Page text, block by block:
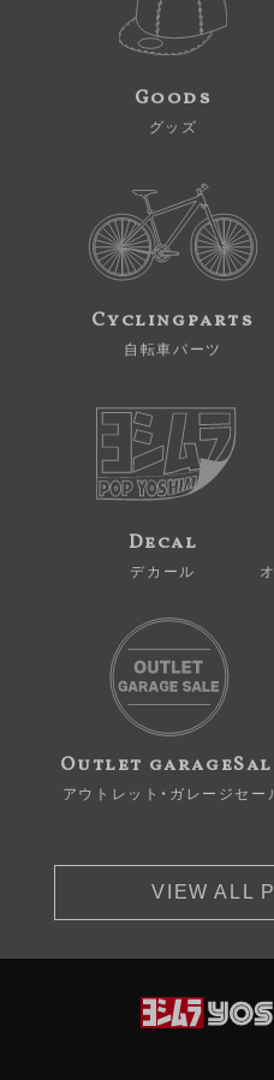
Goods
グッズ
Cyclingparts
自転車パーツ
Decal
デカール
Outlet
アウトレット・ガレージセー
VIEW ALL